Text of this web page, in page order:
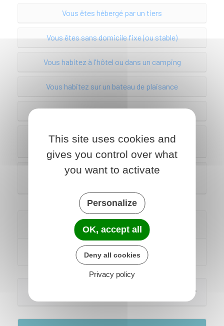
Vous êtes hébergé par un tiers
Vous êtes sans domicile fixe (ou stable)
Vous habitez à l'hôtel ou dans un camping
Vous habitez sur un bateau de plaisance
Vous êtes marinier ou batelier
Vous êtes une association ou un syndicat
Vous êtes une société ou une personne morale,
Pour en savoir plus
Dispositif Justif' Adresse
Textes de référence
This site uses cookies and
gives you control over what
you want to activate
Personalize
OK, accept all
Deny all cookies
Privacy policy